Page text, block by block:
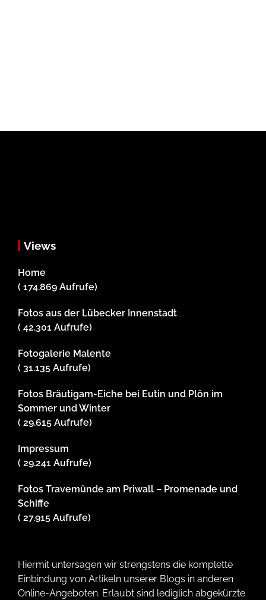
Views
Home
( 174.869 Aufrufe)
Fotos aus der Lübecker Innenstadt
( 42.301 Aufrufe)
Fotogalerie Malente
( 31.135 Aufrufe)
Fotos Bräutigam-Eiche bei Eutin und Plön im
Sommer und Winter
( 29.615 Aufrufe)
Impressum
( 29.241 Aufrufe)
Fotos Travemünde am Priwall – Promenade und
Schiffe
( 27.915 Aufrufe)
Hiermit untersagen wir strengstens die komplette
Einbindung von Artikeln unserer Blogs in anderen
Online-Angeboten. Erlaubt sind lediglich abgekürzte